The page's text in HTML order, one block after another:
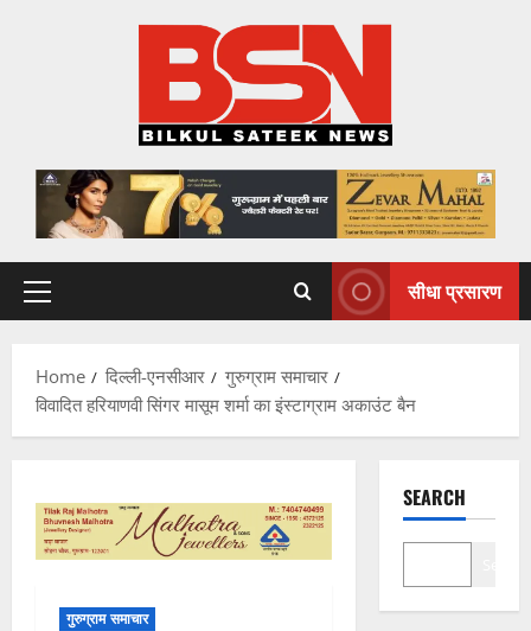
Primary
सीधा प्रसारण
Home दिल्ली-एनसीआर
गुरुग्राम समाचार
विवादित हरियाणवी सिंगर मासूम शर्मा का इंस्टाग्राम अकाउंट बैन
गुरुग्राम समाचार
SEARCH